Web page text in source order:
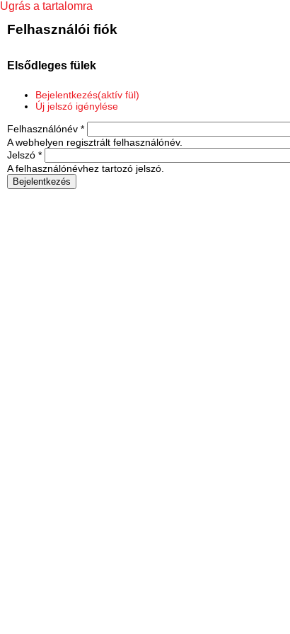
Ugrás a tartalomra
Felhasználói fiók
Elsődleges fülek
Bejelentkezés(aktív fül)
Új jelszó igénylése
Felhasználónév *
A webhelyen regisztrált felhasználónév.
Jelszó *
A felhasználónévhez tartozó jelszó.